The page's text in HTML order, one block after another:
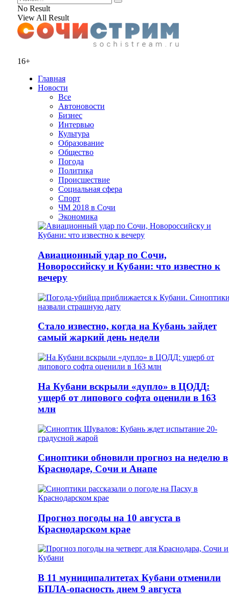
No Result
View All Result
16+
Главная
Новости
Все
Автоновости
Бизнес
Интервью
Культура
Образование
Общество
Погода
Политика
Происшествие
Социальная сфера
Спорт
ЧМ 2018 в Сочи
Экономика
Авиационный удар по Сочи,
Новороссийску и Кубани: что известно к
вечеру
Стало известно, когда на Кубань зайдет
самый жаркий день недели
На Кубани вскрыли «дупло» в ЦОДД:
ущерб от липового софта оценили в 163
млн
Синоптики обновили прогноз на неделю в
Краснодаре, Сочи и Анапе
Прогноз погоды на 10 августа в
Краснодарском крае
В 11 муниципалитетах Кубани отменили
БПЛА-опасность днем 9 августа